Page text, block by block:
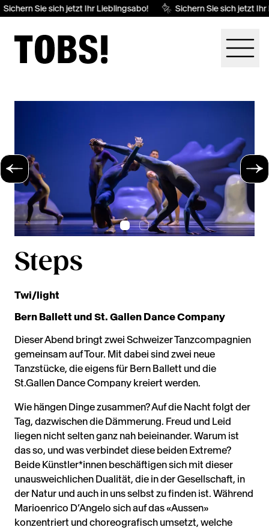
Sichern Sie sich jetzt Ihr Lieblingsabo! Sichern Sie sich jetzt Ihr
Steps
Twi/light
Bern Ballett und St. Gallen Dance Company
Dieser Abend bringt zwei Schweizer Tanzcompagnien
gemeinsam auf Tour. Mit dabei sind zwei neue
Tanzstücke, die eigens für Bern Ballett und die
St.Gallen Dance Company kreiert werden.
Wie hängen Dinge zusammen? Auf die Nacht folgt der
Tag, dazwischen die Dämmerung. Freud und Leid
liegen nicht selten ganz nah beieinander. Warum ist
das so, und was verbindet diese beiden Extreme?
Beide Künstler*innen beschäftigen sich mit dieser
unausweichlichen Dualität, die in der Gesellschaft, in
der Natur und auch in uns selbst zu finden ist. Während
Marioenrico D’Angelo sich auf das «Aussen»
konzentriert und choreografisch umsetzt, welche